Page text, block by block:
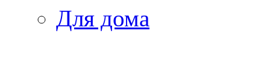
Для дома